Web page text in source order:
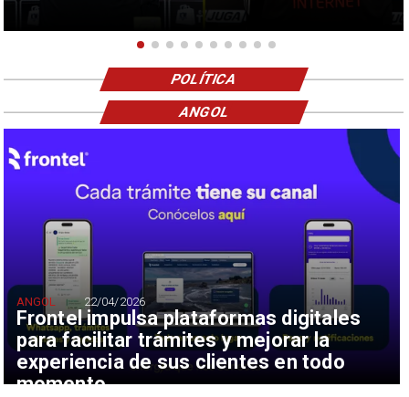
POLÍTICA
Frontel impulsa plataformas digitales
para facilitar trámites y mejorar la
experiencia de sus clientes en todo
momento
ANGOL 22/04/2026
ANGOL